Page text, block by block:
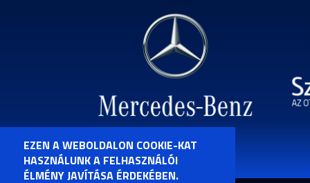
EZEN A WEBOLDALON COOKIE-KAT
HASZNÁLUNK A FELHASZNÁLÓI
ÉLMÉNY JAVÍTÁSA ÉRDEKÉBEN.